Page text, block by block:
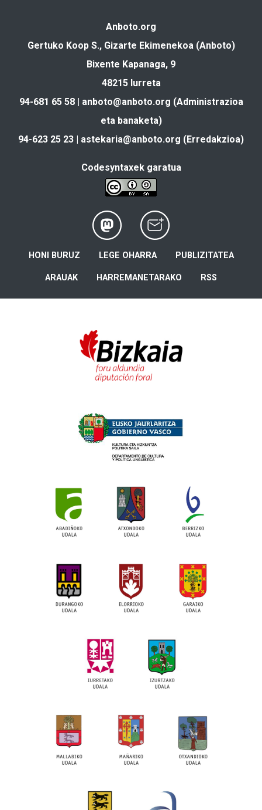
Anboto.org
Gertuko Koop S., Gizarte Ekimenekoa (Anboto)
Bixente Kapanaga, 9
48215 Iurreta
94-681 65 58 | anboto@anboto.org (Administrazioa
eta banaketa)
94-623 25 23 | astekaria@anboto.org (Erredakzioa)
Codesyntaxek garatua
HONI BURUZ LEGE OHARRA PUBLIZITATEA
ARAUAK HARREMANETARAKO RSS